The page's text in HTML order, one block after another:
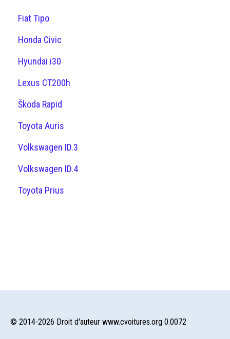
Fiat Tipo
Honda Civic
Hyundai i30
Lexus CT200h
Škoda Rapid
Toyota Auris
Volkswagen ID.3
Volkswagen ID.4
Toyota Prius
© 2014-2026 Droit d'auteur www.cvoitures.org 0.0072